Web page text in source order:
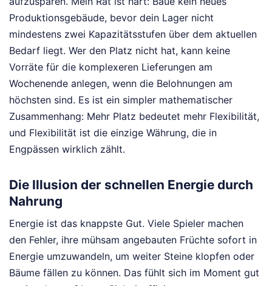
Produktionsgebäude, bevor dein Lager nicht
mindestens zwei Kapazitätsstufen über dem aktuellen
Bedarf liegt. Wer den Platz nicht hat, kann keine
Vorräte für die komplexeren Lieferungen am
Wochenende anlegen, wenn die Belohnungen am
höchsten sind. Es ist ein simpler mathematischer
Zusammenhang: Mehr Platz bedeutet mehr Flexibilität,
und Flexibilität ist die einzige Währung, die in
Engpässen wirklich zählt.
Die Illusion der schnellen Energie durch
Nahrung
Energie ist das knappste Gut. Viele Spieler machen
den Fehler, ihre mühsam angebauten Früchte sofort in
Energie umzuwandeln, um weiter Steine klopfen oder
Bäume fällen zu können. Das fühlt sich im Moment gut